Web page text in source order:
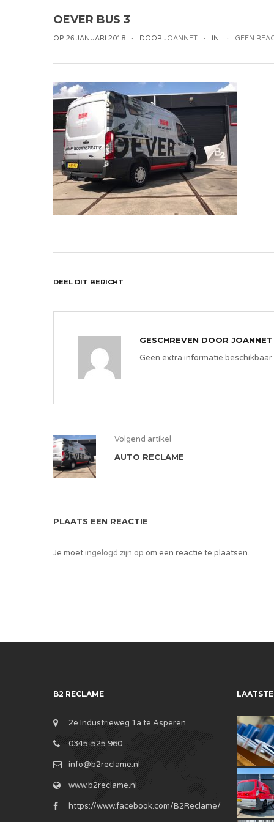
OEVER BUS 3
OP 26 JANUARI 2018 DOOR JOANNET IN GEEN
DEEL DIT BERICHT
GESCHREVEN DOOR JOANNET
Geen extra informatie beschikbaar
Volgend artikel
AUTO RECLAME
PLAATS EEN REACTIE
Je moetingelogd zijn op om een reactie te plaatsen.
B2 RECLAME
2e Industrieweg 1a te Asperen
0345-525 960
info@b2reclame.nl
www.b2reclame.nl
https://www.facebook.com/B2Reclame/